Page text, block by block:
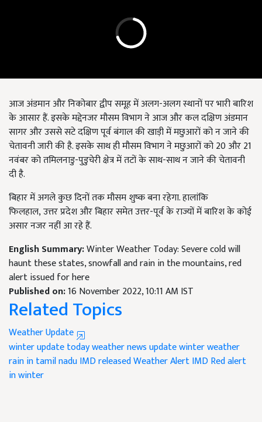
आज अंडमान और निकोबार द्वीप समूह में अलग-अलग स्थानों पर भारी बारिश
के आसार हैं. इसके मद्देनजर मौसम विभाग ने आज और कल दक्षिण अंडमान
सागर और उससे सटे दक्षिण पूर्व बंगाल की खाड़ी में मछुआरों को न जाने की
चेतावनी जारी की है. इसके साथ ही मौसम विभाग ने मछुआरों को 20 और 21
नवंबरको तमिलनाडु-पुडुचेरी क्षेत्र में तटों के साथ-साथ न जाने की चेतावनी
दी है.
बिहार में अगले कुछ दिनों तक मौसम शुष्क बना रहेगा. हालांकि
फिलहाल,उत्तर प्रदेश और बिहार समेत उत्तर-पूर्व के राज्यों में बारिश के कोई
असार नजर नहीं आ रहे हैं.
English Summary:Winter Weather Today: Severe cold will
haunt these states, snowfall and rain in the mountains, red
alert issued for here
Published on:16 November 2022, 10:11 AM IST
Related Topics
Weather Update
winter update todayweather news updatewinter weather
rain in tamil naduIMD released Weather AlertIMD Red alert
in winter